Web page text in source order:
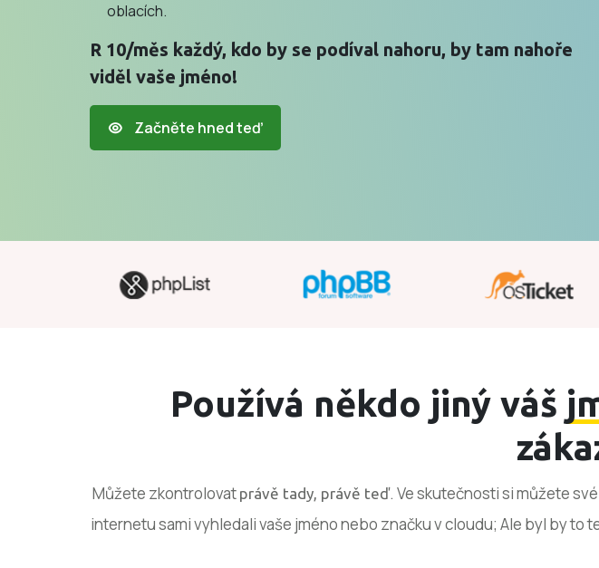
oblacích.
R 10/měs každý, kdo by se podíval nahoru, by tam nahoře
viděl vaše jméno!
Začněte hned teď
Používá někdo jiný váš
Můžete zkontrolovat právě tady, právě teď. Ve skutečnosti si můžete
internetu sami vyhledali vaše jméno nebo značku v cloudu; Ale byl by to